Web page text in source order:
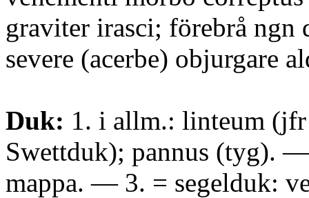
graviter irasci; förebrå ngn
severe (acerbe) objurgare
Duk: 1. i allm.: linteum
Swettduk); pannus (tyg).
mappa. — 3. = segelduk: